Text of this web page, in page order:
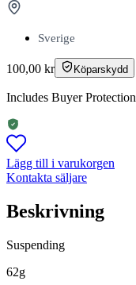
Sverige
100,00 kr Köparskydd
Includes Buyer Protection
Lägg till i varukorgen
Kontakta säljare
Beskrivning
Suspending
62g